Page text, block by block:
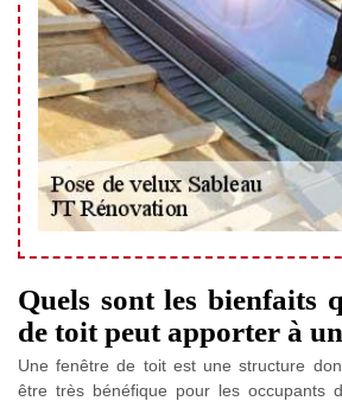
Quels sont les bienfaits
de toit peut apporter à
Une fenêtre de toit est une structure
être très bénéfique pour les occupants